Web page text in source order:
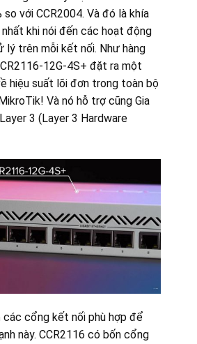
với CCR2004. Và đó là khía
khi nói đến các hoạt động
lý trên mỗi kết nối. Như hàng
12G-4S+ đặt ra một
hiệu suất lõi đơn trong toàn bộ
Và nó hỗ trợ cũng Gia
3 (Layer 3 Hardware
các cổng kết nối phù hợp để
này. CCR2116 có bốn cổng